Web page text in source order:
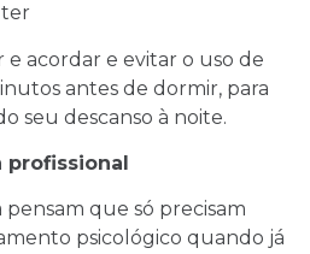
ter
acordar e evitar o uso de
antes de dormir, para
seu descanso à noite.
profissional
pensam que só precisam
psicológico quando já